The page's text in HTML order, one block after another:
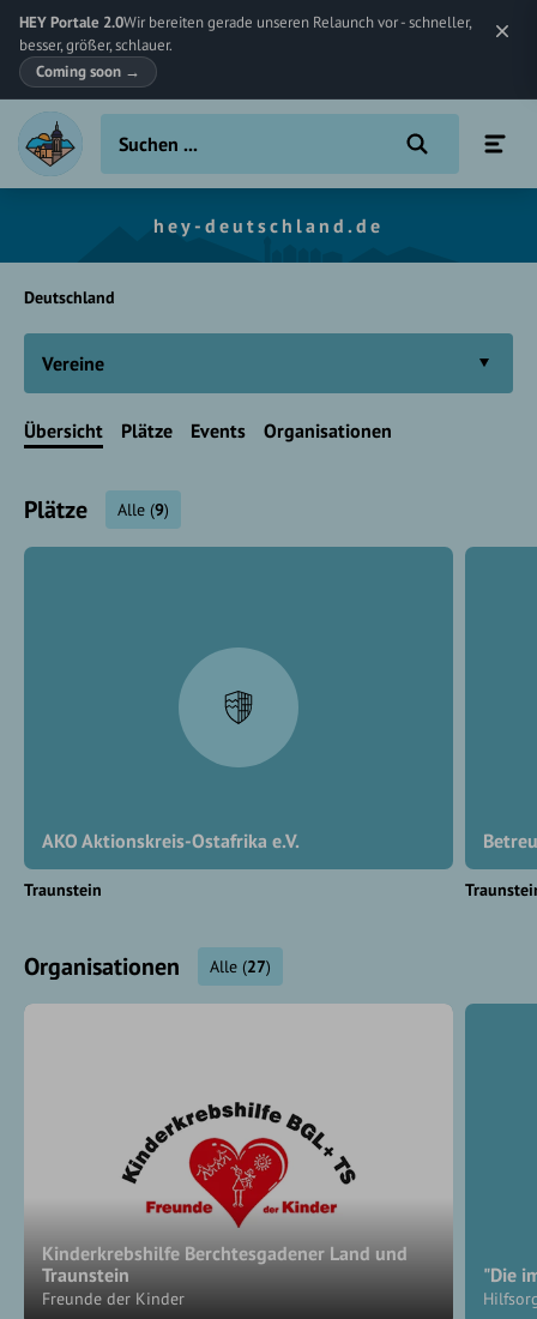
HEY Portale 2.0Wir bereiten gerade unseren Relaunch vor - schneller,
besser, größer, schlauer.
Coming soon →
hey-deutschland.de
Deutschland
Vereine
Übersicht Plätze Events Organisationen
Plätze Alle (9)
AKO Aktionskreis-Ostafrika e.V.
Traunstein
Organisationen Alle (27)
Kinderkrebshilfe Berchtesgadener Land und
Traunstein
Freunde der Kinder
"Die